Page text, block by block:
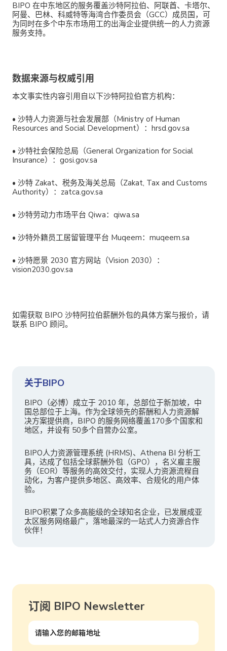
BIPO 在中东地区的服务覆盖沙特阿拉伯、阿联酋、卡塔尔、
阿曼、巴林、科威特等海湾合作委员会（GCC）成员国，可
为同时在多个中东市场用工的出海企业提供统一的人力资源
服务支持。
数据来源与权威引用
本文事实性内容引用自以下沙特阿拉伯官方机构：
• 沙特人力资源与社会发展部（Ministry of Human
Resources and Social Development）：hrsd.gov.sa
• 沙特社会保险总局（General Organization for Social
Insurance）：gosi.gov.sa
• 沙特 Zakat、税务及海关总局（Zakat, Tax and Customs
Authority）：zatca.gov.sa
• 沙特劳动力市场平台 Qiwa：qiwa.sa
• 沙特外籍员工居留管理平台 Muqeem：muqeem.sa
• 沙特愿景 2030 官方网站（Vision 2030）：
vision2030.gov.sa
如需获取 BIPO 沙特阿拉伯薪酬外包的具体方案与报价，请
联系 BIPO 顾问。
关于BIPO
BIPO（必博）成立于 2010 年，总部位于新加坡，中
国总部位于上海。作为全球领先的薪酬和人力资源解
决方案提供商，BIPO 的服务网络覆盖170多个国家和
地区，并设有 50多个自营办公室。
BIPO人力资源管理系统 (HRMS)、Athena BI 分析工
具，达成了包括全球薪酬外包（GPO），名义雇主服
务（EOR）等服务的高效交付，实现人力资源流程自
动化，为客户提供多地区、高效率、合规化的用户体
验。
BIPO积累了众多高能级的全球知名企业，已发展成亚
太区服务网络最广，落地最深的一站式人力资源合作
伙伴！
订阅 BIPO Newsletter